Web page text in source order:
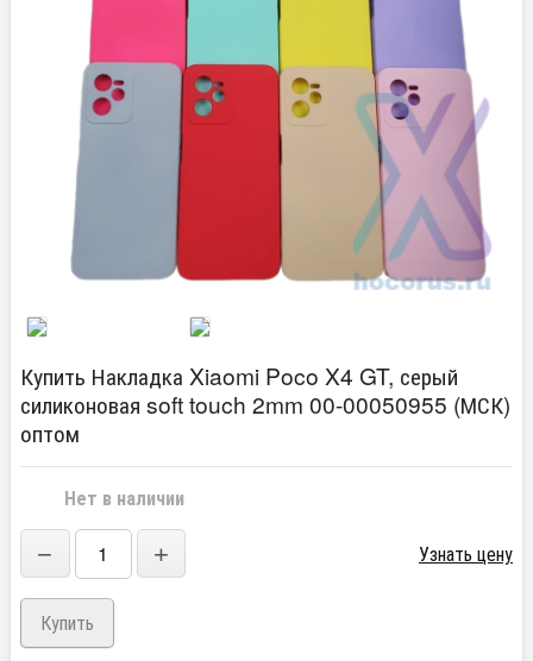
Купить Накладка Xiaomi Poco X4 GT, серый
силиконовая soft touch 2mm 00-00050955 (МСК)
оптом
Нет в наличии
− + Узнать цену